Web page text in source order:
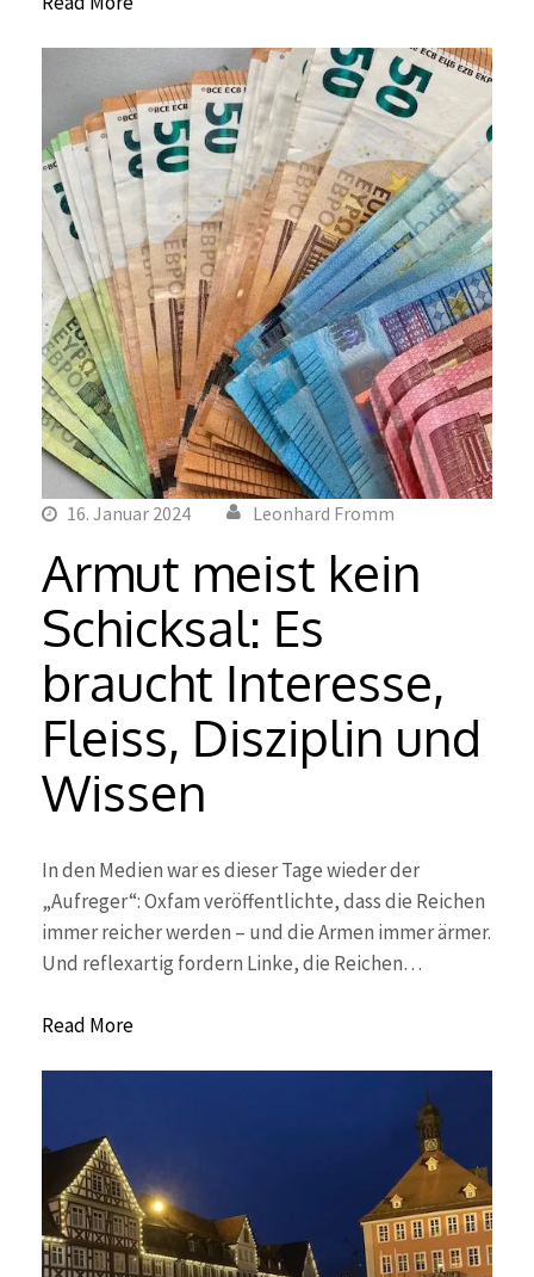
16. Januar 2024 Leonhard Fromm
Armut meist kein
Schicksal: Es
braucht Interesse,
Fleiss, Disziplin und
Wissen
In den Medien war es dieser Tage wieder der
„Aufreger“: Oxfam veröffentlichte, dass die Reichen
immer reicher werden – und die Armen immer ärmer.
Und reflexartig fordern Linke, die Reichen…
Read More